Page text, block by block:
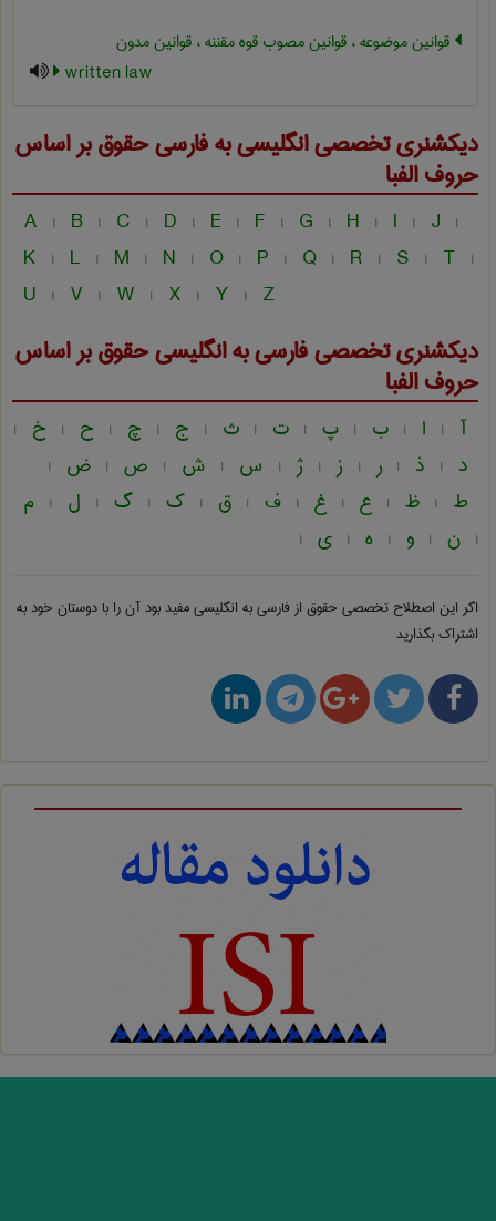
قوانین موضوعه ، قوانین مصوب قوه مقننه ، قوانین مدون
written law
دیکشنری تخصصی انگلیسی به فارسیحقوقبر اساس
حروف الفبا
A | B | C | D | E | F | G | H | I | J |
K | L | M | N | O | P | Q | R | S | T |
U | V | W | X | Y | Z
دیکشنری تخصصی فارسی به انگلیسیحقوقبر اساس
حروف الفبا
آ | ا | ب | پ | ت | ث | ج | چ | ح | خ |
د | ذ | ر | ز | ژ | س | ش | ص | ض |
ط | ظ | ع | غ | ف | ق | ک | گ | ل | م
| ن | و | ه | ی |
اگر این اصطلاح تخصصی حقوق از فارسی به انگلیسیمفید بود آن را با دوستان خود به
اشتراک بگذارید